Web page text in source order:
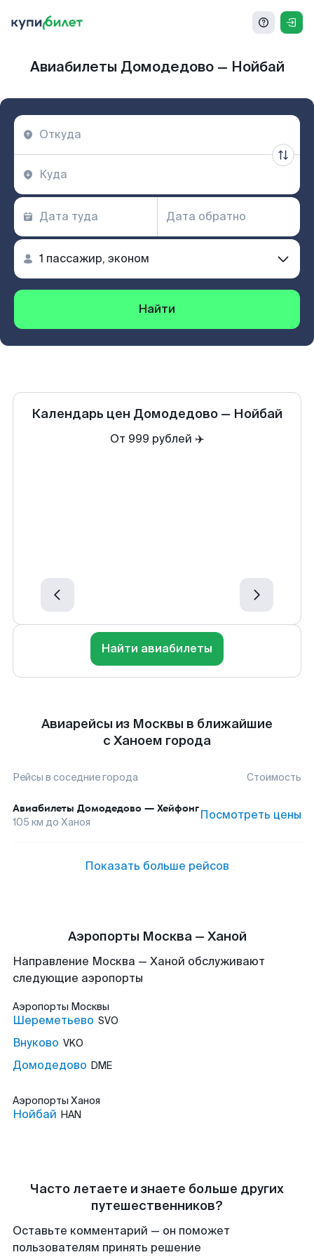
Авиабилеты Домодедово — Нойбай
Найти
Календарь цен Домодедово — Нойбай
От 999 рублей ✈️
Найти авиабилеты
Авиарейсы из Москвы в ближайшие
с Ханоем города
Рейсы в соседние города Стоимость
Авиабилеты Домодедово — Хейфонг
105 км до Ханоя Посмотреть цены
Показать больше рейсов
Аэропорты Москва — Ханой
Направление Москва — Ханой обслуживают
следующие аэропорты
Аэропорты Москвы
Шереметьево SVO
Внуково VKO
Домодедово DME
Аэропорты Ханоя
Нойбай HAN
Часто летаете и знаете больше других
путешественников?
Оставьте комментарий — он поможет
пользователям принять решение